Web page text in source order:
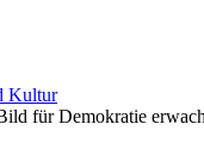
Kultur
für Demokratie